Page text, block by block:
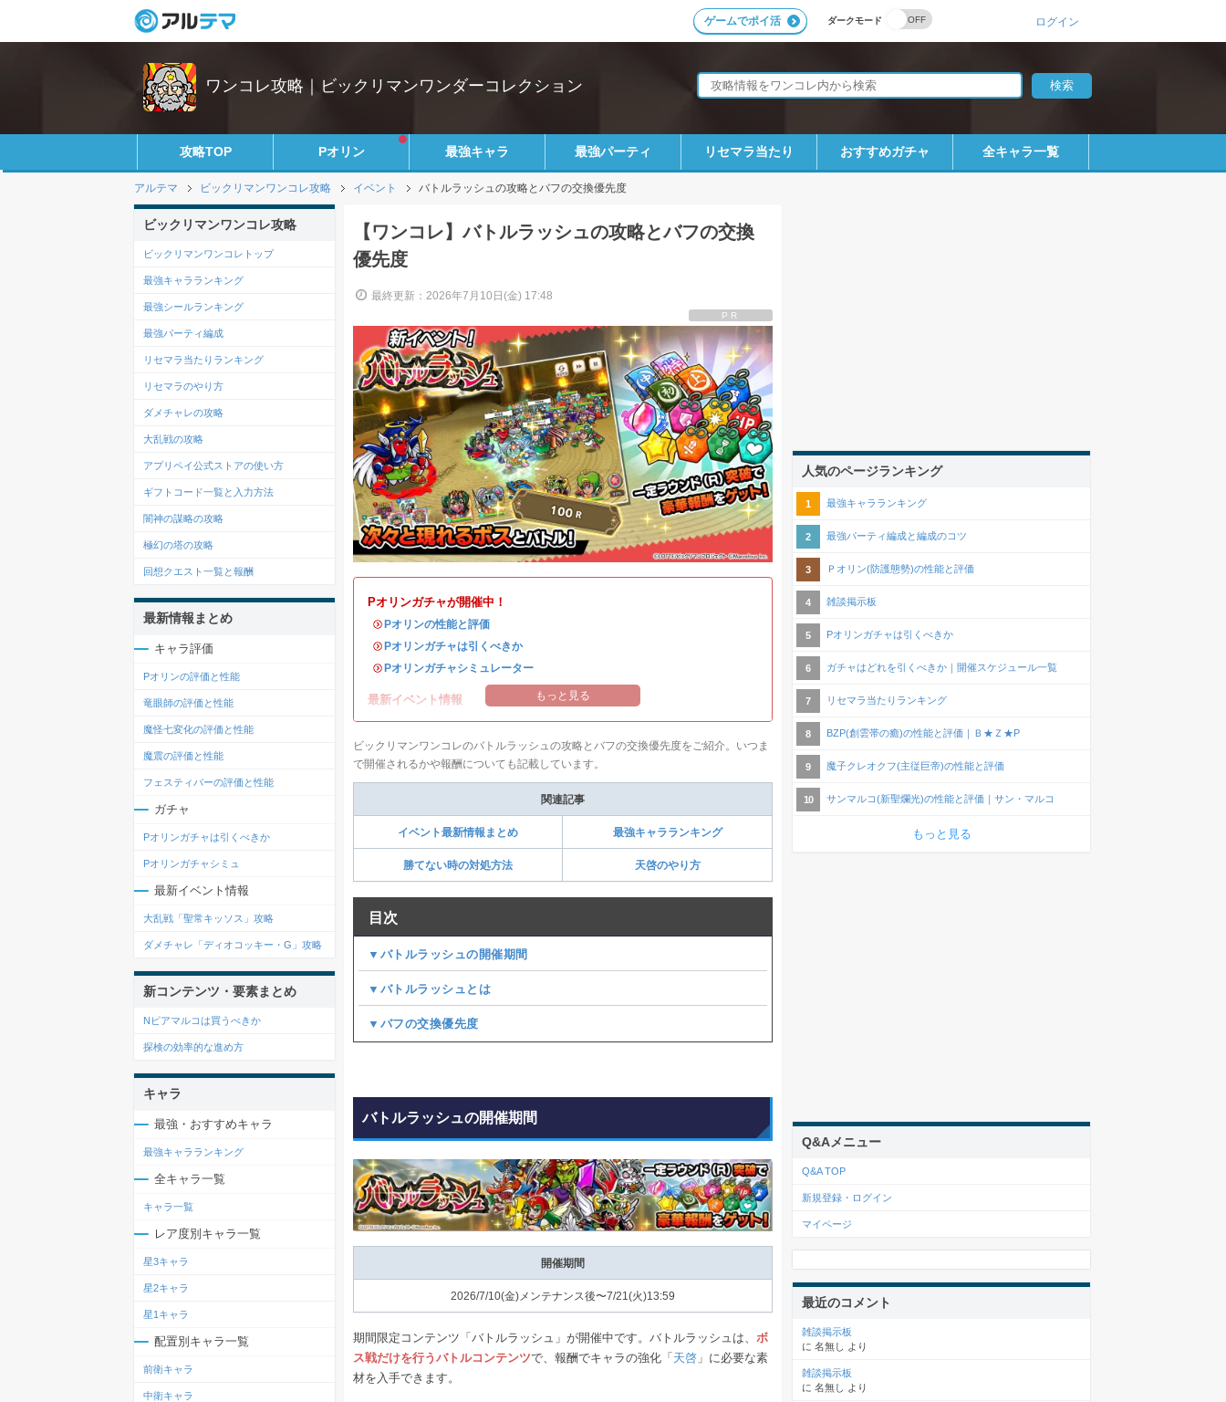
ダークモード
ゲームでポイ活 ログイン
ワンコレ攻略｜ビックリマンワンダーコレクション
攻略TOP Pオリン 最強キャラ 最強パーティ リセマラ当たり おすすめガチャ 全キャラ一覧
アルテマ ビックリマンワンコレ攻略 イベント バトルラッシュの攻略とバフの交換優先度
【ワンコレ】バトルラッシュの攻略とバフの交換
優先度
最終更新：2026年7月10日(金) 17:48
PR
Pオリンガチャが開催中！
・Pオリンの性能と評価
・Pオリンガチャは引くべきか
・Pオリンガチャシミュレーター
最新イベント情報 もっと見る
ビックリマンワンコレのバトルラッシュの攻略とバフの交換優先度をご紹介。いつま
で開催されるかや報酬についても記載しています。
関連記事
イベント最新情報まとめ 最強キャラランキング
勝てない時の対処方法 天啓のやり方
目次
▼バトルラッシュの開催期間
▼バトルラッシュとは
▼バフの交換優先度
バトルラッシュの開催期間
開催期間
2026/7/10(⾦)メンテナンス後〜7/21(⽕)13:59
期間限定コンテンツ「バトルラッシュ」が開催中です。バトルラッシュは、 ボ
ス戦だけを行うバトルコンテンツで、報酬でキャラの強化「 天啓 」に必要な素
材を入手できます。
ビックリマンワンコレ攻略
ビックリマンワンコレトップ
最強キャラランキング
最強シールランキング
最強パーティ編成
リセマラ当たりランキング
リセマラのやり方
ダメチャレの攻略
大乱戦の攻略
アプリペイ公式ストアの使い方
ギフトコード一覧と入力方法
闇神の謀略の攻略
極幻の塔の攻略
回想クエスト一覧と報酬
最新情報まとめ
キャラ評価
Pオリンの評価と性能
竜眼師の評価と性能
魔怪七変化の評価と性能
魔震の評価と性能
フェスティバーの評価と性能
ガチャ
Pオリンガチャは引くべきか
Pオリンガチャシミュ
最新イベント情報
大乱戦「聖常キッソス」攻略
ダメチャレ「ディオコッキー・G」攻略
新コンテンツ・要素まとめ
Nピアマルコは買うべきか
探検の効率的な進め方
キャラ
最強・おすすめキャラ
最強キャラランキング
全キャラ一覧
キャラ一覧
レア度別キャラ一覧
星3キャラ
星2キャラ
星1キャラ
配置別キャラ一覧
前衛キャラ
中衛キャラ
人気のページランキング
最強キャラランキング
最強パーティ編成と編成のコツ
Ｐオリン(防護態勢)の性能と評価
雑談掲示板
Pオリンガチャは引くべきか
ガチャはどれを引くべきか｜開催スケジュール一覧
リセマラ当たりランキング
BZP(創雲帯の癒)の性能と評価｜Ｂ★Ｚ★P
魔子クレオクフ(主従巨帝)の性能と評価
サンマルコ(新聖爛光)の性能と評価｜サン・マルコ
もっと見る
Q&Aメニュー
Q&A TOP
新規登録・ログイン
マイページ
最近のコメント
雑談掲示板
に 名無し より
雑談掲示板
に 名無し より